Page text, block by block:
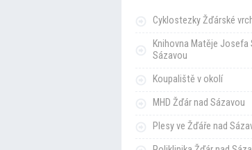
Cyklostezky Žďárské
Knihovna Matěje Josefa
Sázavou
Koupaliště v okolí
MHD Žďár nad Sázavou
Plesy ve Žďáře nad